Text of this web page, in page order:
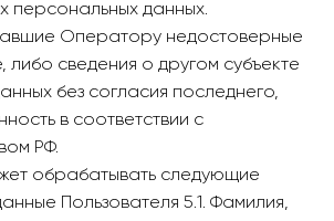
персональных данных.
Оператору недостоверные
либо сведения о другом субъекте
без согласия последнего,
в соответствии с
РФ.
обрабатывать следующие
Пользователя 5.1. Фамилия,